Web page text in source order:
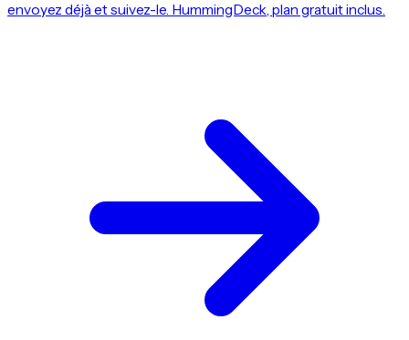
envoyez déjà et suivez-le. HummingDeck, plan gratuit inclus.